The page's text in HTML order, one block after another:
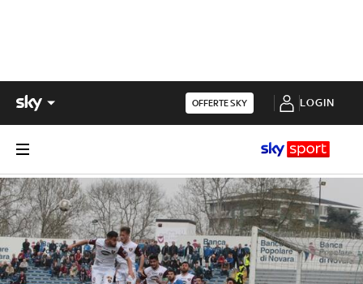
OFFERTE SKY LOGIN